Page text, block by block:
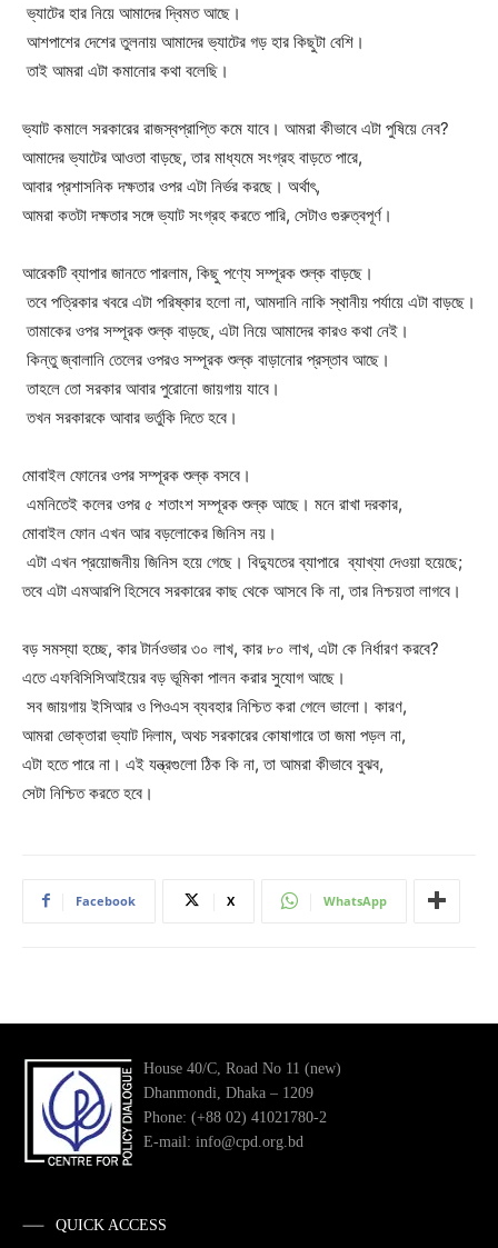
ভ্যাটের হার নিয়ে আমাদের দ্বিমত আছে।
আশপাশের দেশের তুলনায় আমাদের ভ্যাটের গড় হার কিছুটা বেশি।
তাই আমরা এটা কমানোর কথা বলেছি।
ভ্যাট কমালে সরকারের রাজস্বপ্রাপ্তি কমে যাবে। আমরা কীভাবে এটা পুষিয়ে নেব?
আমাদের ভ্যাটের আওতা বাড়ছে, তার মাধ্যমে সংগ্রহ বাড়তে পারে,
আবার প্রশাসনিক দক্ষতার ওপর এটা নির্ভর করছে। অর্থাৎ,
আমরা কতটা দক্ষতার সঙ্গে ভ্যাট সংগ্রহ করতে পারি, সেটাও গুরুত্বপূর্ণ।
আরেকটি ব্যাপার জানতে পারলাম, কিছু পণ্যে সম্পূরক শুল্ক বাড়ছে।
তবে পত্রিকার খবরে এটা পরিষ্কার হলো না, আমদানি নাকি স্থানীয় পর্যায়ে এটা বাড়ছে।
তামাকের ওপর সম্পূরক শুল্ক বাড়ছে, এটা নিয়ে আমাদের কারও কথা নেই।
কিন্তু জ্বালানি তেলের ওপরও সম্পূরক শুল্ক বাড়ানোর প্রস্তাব আছে।
তাহলে তো সরকার আবার পুরোনো জায়গায় যাবে।
তখন সরকারকে আবার ভর্তুকি দিতে হবে।
মোবাইল ফোনের ওপর সম্পূরক শুল্ক বসবে।
এমনিতেই কলের ওপর ৫ শতাংশ সম্পূরক শুল্ক আছে। মনে রাখা দরকার,
মোবাইল ফোন এখন আর বড়লোকের জিনিস নয়।
এটা এখন প্রয়োজনীয় জিনিস হয়ে গেছে। বিদ্যুতের ব্যাপারে ব্যাখ্যা দেওয়া হয়েছে;
তবে এটা এমআরপি হিসেবে সরকারের কাছ থেকে আসবে কি না, তার নিশ্চয়তা লাগবে।
বড় সমস্যা হচ্ছে, কার টার্নওভার ৩০ লাখ, কার ৮০ লাখ, এটা কে নির্ধারণ করবে?
এতে এফবিসিসিআইয়ের বড় ভূমিকা পালন করার সুযোগ আছে।
সব জায়গায় ইসিআর ও পিওএস ব্যবহার নিশ্চিত করা গেলে ভালো। কারণ,
আমরা ভোক্তারা ভ্যাট দিলাম, অথচ সরকারের কোষাগারে তা জমা পড়ল না,
এটা হতে পারে না। এই যন্ত্রগুলো ঠিক কি না, তা আমরা কীভাবে বুঝব,
সেটা নিশ্চিত করতে হবে।
Facebook X WhatsApp
House 40/C, Road No 11 (new)
Dhanmondi, Dhaka – 1209
Phone: (+88 02) 41021780-2
E-mail: info@cpd.org.bd
QUICK ACCESS